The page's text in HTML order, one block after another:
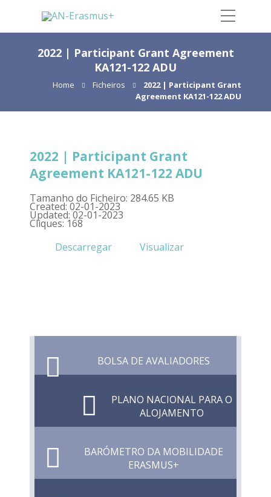
2022 | Participant Grant Agreement
KA121-122 ADU
Home Ficheiros
2022 | Participant Grant
Agreement KA121-122 ADU
2022 | Participant Grant
Agreement KA121-122 ADU
Tamanho do Ficheiro: 284.65 KB
Created: 02-01-2023
Updated: 02-01-2023
Cliques: 168
Descarregar
Visualizar
BOLSA DE AVALIADORES
PLANO NACIONAL PARA O
ALOJAMENTO
BARÓMETRO DA MOBILIDADE
ERASMUS+